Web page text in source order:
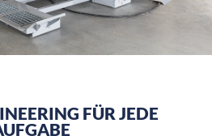
FÜR JEDE